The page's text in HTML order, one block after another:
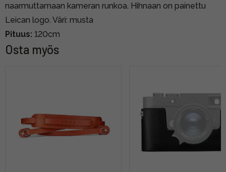
naarmuttamaan kameran runkoa. Hihnaan on painettu
Leican logo. Väri: musta
Pituus: 120cm
Osta myös